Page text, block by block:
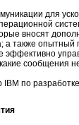
для
вносят
а также
эффективно
сообщения
по